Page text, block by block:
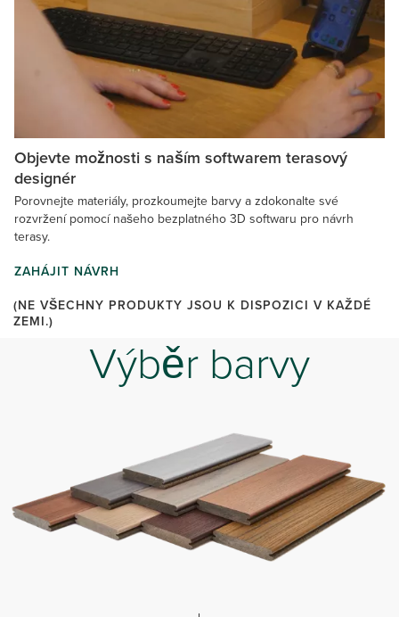
Objevte možnosti s naším softwarem terasový
designér
Porovnejte materiály, prozkoumejte barvy a zdokonalte své
rozvržení pomocí našeho bezplatného 3D softwaru pro návrh
terasy.
ZAHÁJIT NÁVRH
(NE VŠECHNY PRODUKTY JSOU K DISPOZICI V KAŽDÉ
ZEMI.)
Výběr barvy